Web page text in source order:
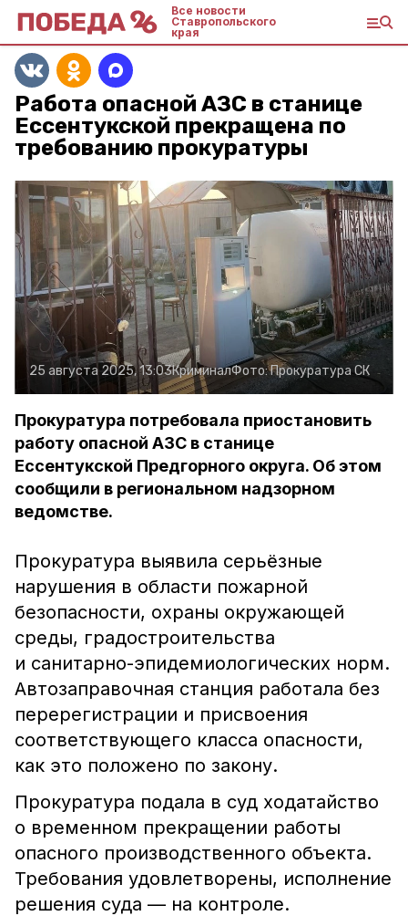
Все новости
Ставропольского
края
Работа опасной АЗС в станице
Ессентукской прекращена по
требованию прокуратуры
25 августа 2025, 13:03КриминалФото:Прокуратура СК
Прокуратура потребовала приостановить
работу опасной АЗС в станице
Ессентукской Предгорного округа. Об этом
сообщили в региональном надзорном
ведомстве.
Прокуратура выявила серьёзные
нарушения в области пожарной
безопасности, охраны окружающей
среды, градостроительства
и санитарно-эпидемиологических норм.
Автозаправочная станция работала без
перерегистрации и присвоения
соответствующего класса опасности,
как это положено по закону.
Прокуратура подала в суд ходатайство
о временном прекращении работы
опасного производственного объекта.
Требования удовлетворены, исполнение
решения суда — на контроле.